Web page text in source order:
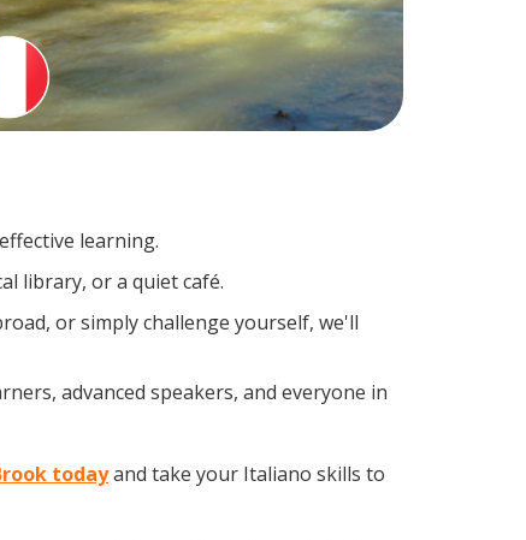
learning.
library, or a quiet café.
or simply challenge yourself, we'll
advanced speakers, and everyone in
todayand take your Italiano skills to